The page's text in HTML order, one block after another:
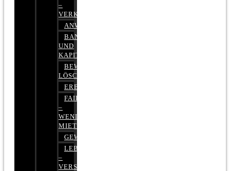
–
VERKEHRSRECHT
ANWALTSHAFTUNGSRECHT
BANK-
UND
KAPITALMARKTRECHT
BEWERTUNGEN
LÖSCHEN
ERBRECHT
FAIRMIETEN
–
WENIGER
MIETE
GEWERBERECHT
LEBENSVERSICHERUNG
–
VERSICHERUNGSRECHT